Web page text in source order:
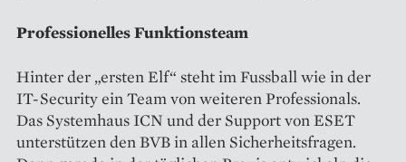
Professionelles Funktionsteam
Hinter der „ersten Elf“ steht im Fussball wie in der
IT-Security ein Team von weiteren Professionals.
Das Systemhaus ICN und der Support von ESET
unterstützen den BVB in allen Sicherheitsfragen.